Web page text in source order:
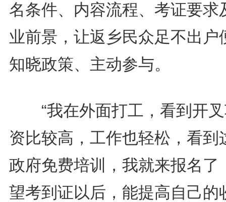
名条件、内容流程、考证要求
业前景，让返乡民众足不出户
知晓政策、主动参与。
“我在外面打工，看到开叉
资比较高，工作也轻松，看到
政府免费培训，我就来报名了
望考到证以后，能提高自己的